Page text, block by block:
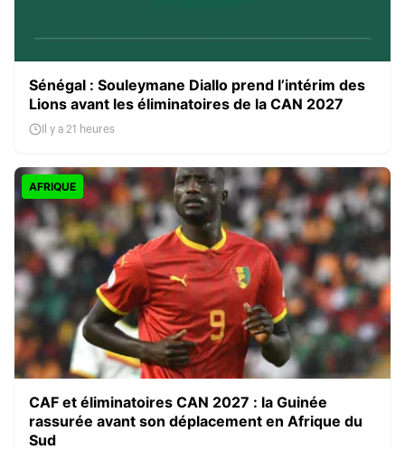
Sénégal : Souleymane Diallo prend l’intérim des
Lions avant les éliminatoires de la CAN 2027
Il y a 21 heures
AFRIQUE
CAF et éliminatoires CAN 2027 : la Guinée
rassurée avant son déplacement en Afrique du
Sud